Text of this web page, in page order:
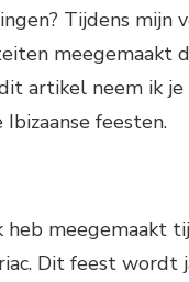
Tijdens mijn
meegemaakt
artikel neem ik
feesten.
meegemaakt
Dit feest wordt